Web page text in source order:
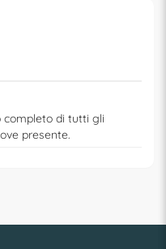
completo di tutti gli
presente.